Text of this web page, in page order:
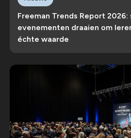
Freeman Trends Report 2026:
evenementen draaien om
échte waarde